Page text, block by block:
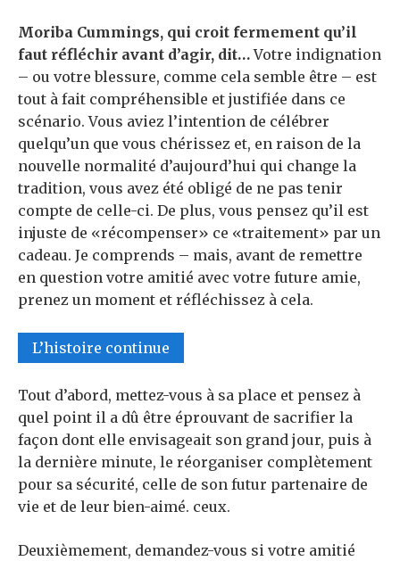
Moriba Cummings, qui croit fermement qu’il
faut réfléchir avant d’agir, dit…Votre indignation
– ou votre blessure, comme cela semble être – est
tout à fait compréhensible et justifiée dans ce
scénario. Vous aviez l’intention de célébrer
quelqu’un que vous chérissez et, en raison de la
nouvelle normalité d’aujourd’hui qui change la
tradition, vous avez été obligé de ne pas tenir
compte de celle-ci. De plus, vous pensez qu’il est
injuste de «récompenser» ce «traitement» par un
cadeau. Je comprends – mais, avant de remettre
en question votre amitié avec votre future amie,
prenez un moment et réfléchissez à cela.
L’histoire continue
Tout d’abord, mettez-vous à sa place et pensez à
quel point il a dû être éprouvant de sacrifier la
façon dont elle envisageait son grand jour, puis à
la dernière minute, le réorganiser complètement
pour sa sécurité, celle de son futur partenaire de
vie et de leur bien-aimé. ceux.
Deuxièmement, demandez-vous si votre amitié